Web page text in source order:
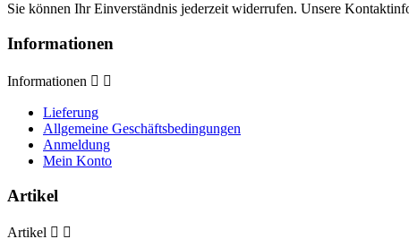
Sie können Ihr Einverständnis jederzeit widerrufen. Unsere
Informationen
Informationen  
Lieferung
Allgemeine Geschäftsbedingungen
Anmeldung
Mein Konto
Artikel
Artikel  